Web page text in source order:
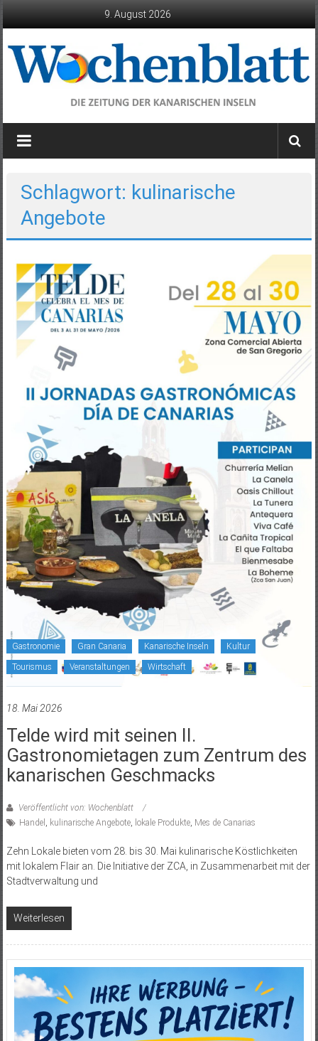
9. August 2026
Wochenblatt
die
Kanarischen
Inseln
Schlagwort: kulinarische
Angebote
Gastronomie Gran Canaria Kanarische Inseln Kultur
Tourismus Veranstaltungen Wirtschaft
18. Mai 2026
Telde wird mit seinen II.
Gastronomietagen zum Zentrum des
kanarischen Geschmacks
Veröffentlicht von: Wochenblatt
Handel , kulinarische Angebote, lokale Produkte, Mes de Canarias
Zehn Lokale bieten vom 28. bis 30. Mai kulinarische Köstlichkeiten
mit lokalem Flair an. Die Initiative der ZCA, in Zusammenarbeit mit der
Stadtverwaltung und
Weiterlesen